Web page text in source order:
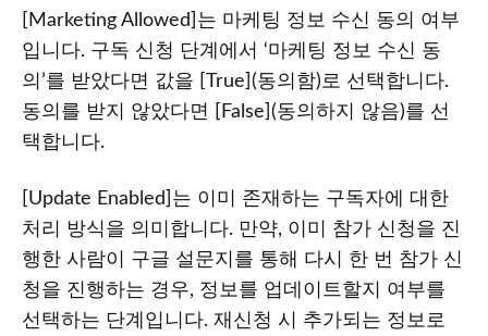
[Marketing Allowed]는 마케팅 정보 수신 동의 여부
입니다. 구독 신청 단계에서 ‘마케팅 정보 수신 동
의’를 받았다면 값을 [True](동의함)로 선택합니다.
동의를 받지 않았다면 [False](동의하지 않음)를 선
택합니다.
[Update Enabled]는 이미 존재하는 구독자에 대한
처리 방식을 의미합니다. 만약, 이미 참가 신청을 진
행한 사람이 구글 설문지를 통해 다시 한 번 참가 신
청을 진행하는 경우, 정보를 업데이트할지 여부를
선택하는 단계입니다. 재신청 시 추가되는 정보로